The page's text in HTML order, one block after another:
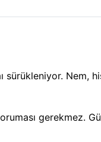
Nem,
gerekmez.